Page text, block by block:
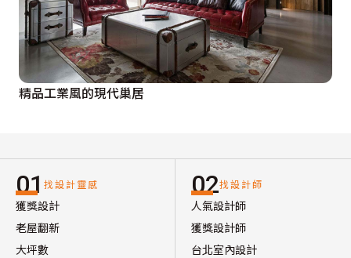
精品工業風的現代巢居
01 找設計靈感
獲獎設計
老屋翻新
大坪數
02找設計師
人氣設計師
獲獎設計師
台北室內設計